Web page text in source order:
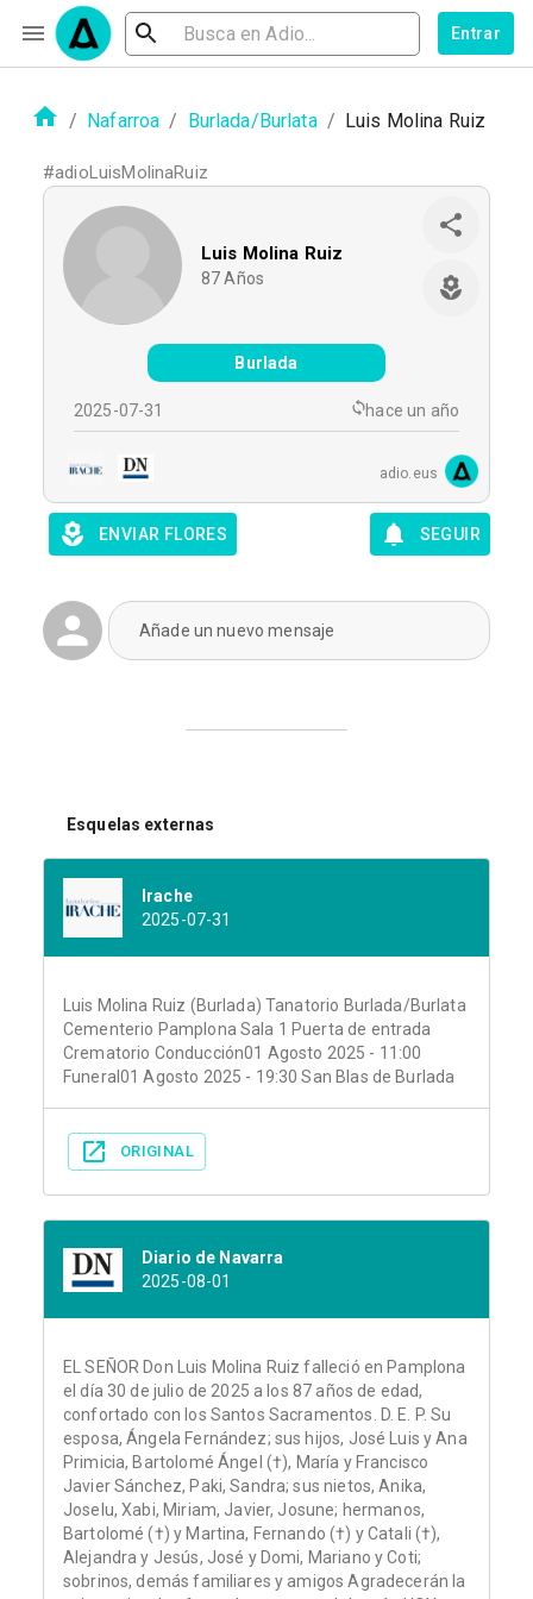
Entrar
/ Nafarroa / Burlada/Burlata / Luis Molina Ruiz
#adioLuisMolinaRuiz
Luis Molina Ruiz
87 Años
Burlada
2025-07-31 hace un año
adio.eus
ENVIAR FLORES SEGUIR
Añade un nuevo mensaje
Esquelas externas
Irache
2025-07-31
Luis Molina Ruiz (Burlada) Tanatorio Burlada/Burlata
Cementerio Pamplona Sala 1 Puerta de entrada
Crematorio Conducción01 Agosto 2025 - 11:00
Funeral01 Agosto 2025 - 19:30 San Blas de Burlada
ORIGINAL
Diario de Navarra
2025-08-01
EL SEÑOR Don Luis Molina Ruiz falleció en Pamplona
el día 30 de julio de 2025 a los 87 años de edad,
confortado con los Santos Sacramentos. D. E. P. Su
esposa, Ángela Fernández; sus hijos, José Luis y Ana
Primicia, Bartolomé Ángel (†), María y Francisco
Javier Sánchez, Paki, Sandra; sus nietos, Anika,
Joselu, Xabi, Miriam, Javier, Josune; hermanos,
Bartolomé (†) y Martina, Fernando (†) y Catali (†),
Alejandra y Jesús, José y Domi, Mariano y Coti;
sobrinos, demás familiares y amigos Agradecerán la